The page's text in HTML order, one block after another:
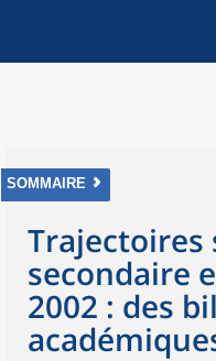
SOMMAIRE
Trajectoires
secondaire
2002 : des